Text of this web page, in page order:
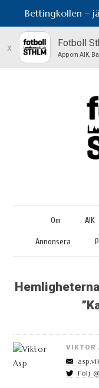
Bettingkollen –
x Fotboll
App om AIK,
Om AIK
Annonsera
VIKTOR
Följ